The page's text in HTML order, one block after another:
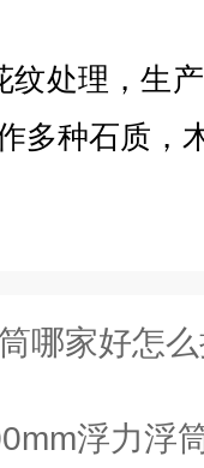
纹处理，生
多种石质，
家好怎么把管
浮力浮